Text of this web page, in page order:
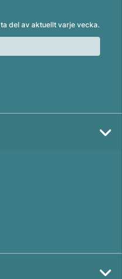
del av aktuellt varje vecka.